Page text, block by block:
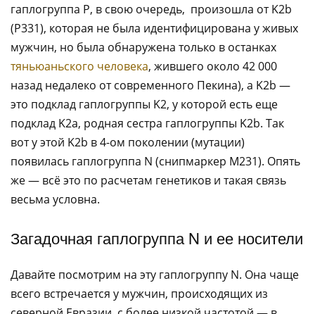
гаплогруппа Р, в свою очередь, произошла от K2b
(P331), которая не была идентифицирована у живых
мужчин, но была обнаружена только в останках
тяньюаньского человека, жившего около 42 000
назад недалеко от современного Пекина), а K2b —
это подклад гаплогруппы K2, у которой есть еще
подклад K2a, родная сестра гаплогруппы K2b. Так
вот у этой K2b в 4-ом поколении (мутации)
появилась гаплогруппа N (снипмаркер M231). Опять
же — всё это по расчетам генетиков и такая связь
весьма условна.
Загадочная гаплогруппа N и ее носители
Давайте посмотрим на эту гаплогруппу N. Она чаще
всего встречается у мужчин, происходящих из